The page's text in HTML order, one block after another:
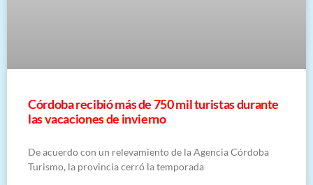
Córdoba recibió más de 750 mil turistas durante
las vacaciones de invierno
De acuerdo con un relevamiento de la Agencia Córdoba
Turismo, la provincia cerró la temporada